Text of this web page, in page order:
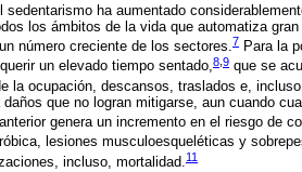
sedentarismo ha aumentado
los ámbitos de la vida que automatiza
número creciente de los sectores.7 Para la
un elevado tiempo sentado,8 9 que se
la ocupación, descansos, traslados e,
que no logran mitigarse, aun cuando
genera un incremento en el riesgo de
lesiones musculoesqueléticas y
incluso, mortalidad.11